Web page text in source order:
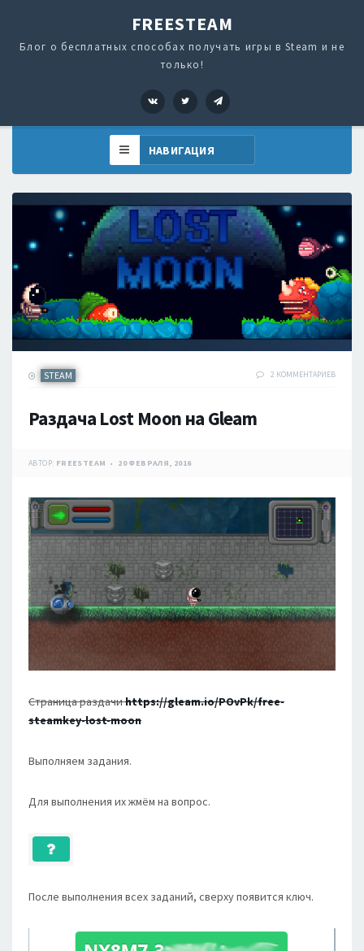
FREESTEAM
Блог о бесплатных способах получать игры в Steam и не
только!
VK Twitter
STEAM 2 КОММЕНТАРИЕВ
Раздача Lost Moon на Gleam
АВТОР: FREESTEAM 20 ФЕВРАЛЯ, 2016
Страница раздачиhttps://gleam.io/POvPk/free-
steamkey-lost-moon
Выполняем задания.
Для выполнения их жмём на вопрос.
После выполнения всех заданий, сверху появится ключ.